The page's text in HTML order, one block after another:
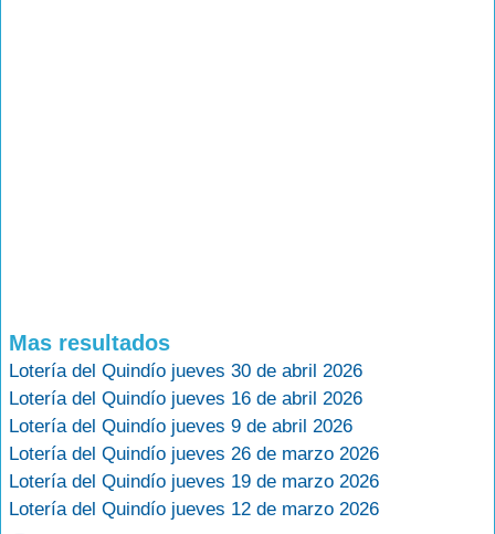
Mas resultados
Lotería del Quindío jueves 30 de abril 2026
Lotería del Quindío jueves 16 de abril 2026
Lotería del Quindío jueves 9 de abril 2026
Lotería del Quindío jueves 26 de marzo 2026
Lotería del Quindío jueves 19 de marzo 2026
Lotería del Quindío jueves 12 de marzo 2026